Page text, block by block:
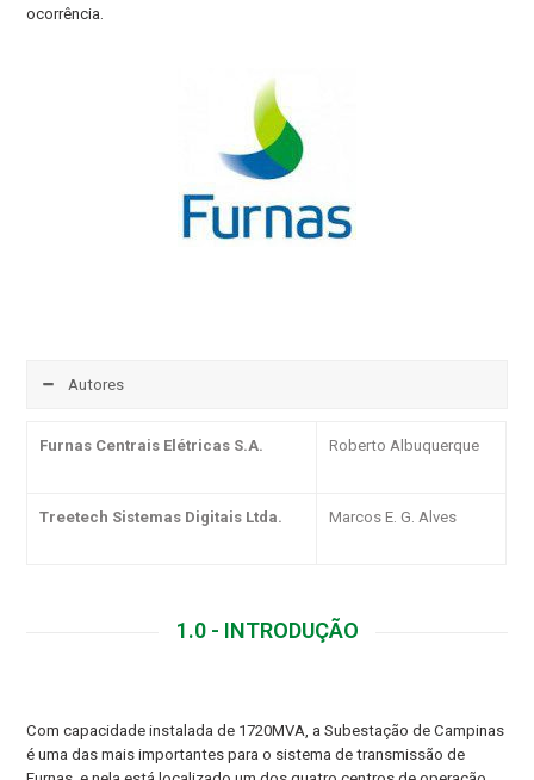
ocorrência.
Autores
Furnas Centrais Elétricas S.A. Roberto Albuquerque
Treetech Sistemas Digitais Ltda. Marcos E. G. Alves
1.0 - INTRODUÇÃO
Com capacidade instalada de 1720MVA, a Subestação de Campinas
é uma das mais importantes para o sistema de transmissão de